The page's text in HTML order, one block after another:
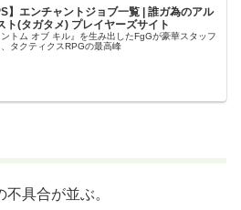
】エンチャントジョブ一覧 | 誰ガ為のアル
ト(タガタメ) プレイヤーズサイト
ントム オブ キル』を生み出したFgGが豪華スタッフ
タクティクスRPGの最高峰
具合が並ぶ。